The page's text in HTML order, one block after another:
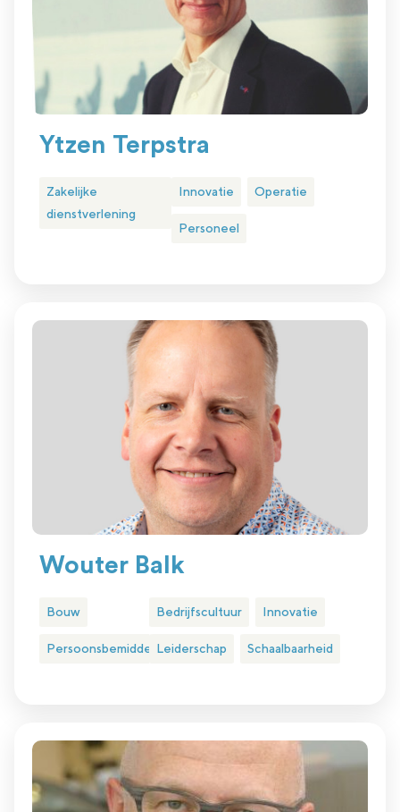
Ytzen Terpstra
Zakelijke
dienstverlening
Innovatie Operatie
Personeel
Wouter Balk
Bouw
Persoonsbemiddeling
Bedrijfscultuur Innovatie
Leiderschap Schaalbaarheid